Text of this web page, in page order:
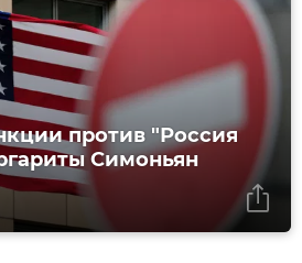
против "Россия
Симоньян